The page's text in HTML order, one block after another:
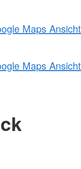
Maps Ansicht
Maps Ansicht